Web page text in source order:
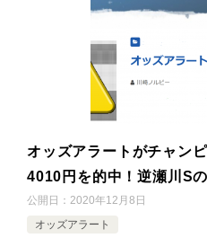
オッズアラートがチャン
4010円を的中！逆瀬川S
公開日： 2020年12月8日
オッズアラート